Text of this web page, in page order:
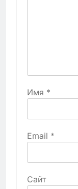
Имя *
Email *
Сайт